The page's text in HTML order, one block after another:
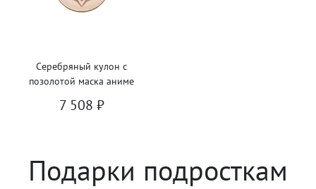
Серебряный кулон с
позолотой маска аниме
7 508 ₽
Подарки подросткам